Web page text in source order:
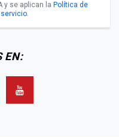
y se aplican la Política de
.
EN: